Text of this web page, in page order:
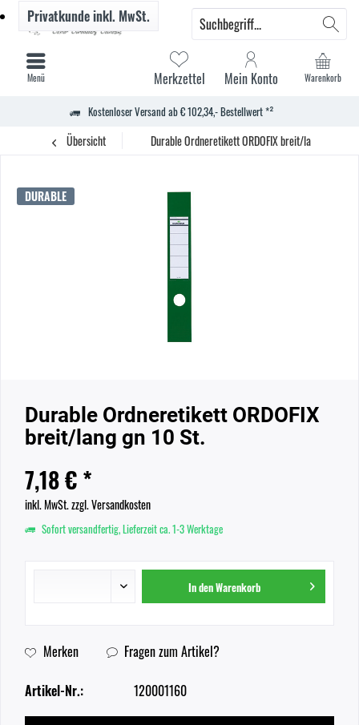
Kostenloser Versand ab € 102,34,- Bestellwert *²
Warenkorb
Merkzettel Mein Konto
Privatkundeinkl. MwSt.
Menü
Übersicht Durable Ordneretikett ORDOFIX breit/lang gn 10 St.
DURABLE
Durable Ordneretikett ORDOFIX
breit/lang gn 10 St.
7,18 € *
inkl. MwSt.zzgl. Versandkosten
Sofort versandfertig, Lieferzeit ca. 1-3 Werktage
In denWarenkorb
Merken Fragen zum Artikel?
Artikel-Nr.: 120001160